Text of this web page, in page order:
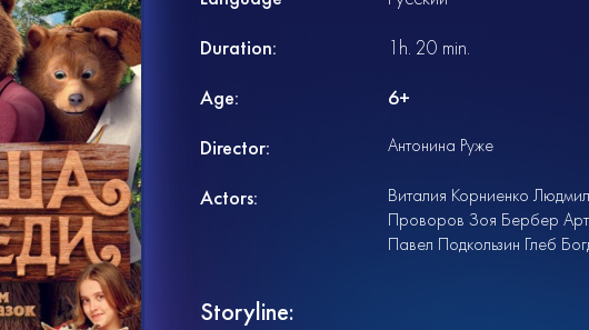
Duration:
1h. 20 min.
Age:
6+
Director:
Антонина Руже
Actors:
Виталия Корниенко
Проворов Зоя Бербер
Павел Подкользин Глеб
Storyline: